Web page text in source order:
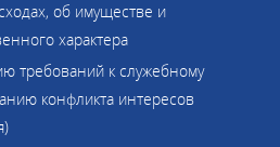
об имуществе и
характера
требований к служебному
конфликта интересов